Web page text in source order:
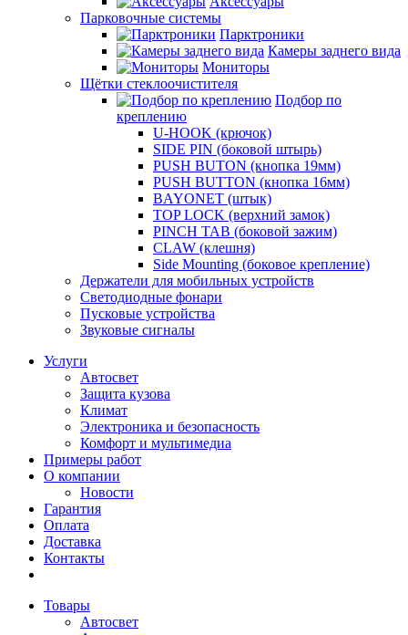
Парковочные системы
Парктроники
Камеры заднего вида
Мониторы
Щётки стеклоочистителя
Подбор по
креплению
U-HOOK (крючок)
SIDE PIN (боковой штырь)
PUSH BUTON (кнопка 19мм)
PUSH BUTTON (кнопка 16мм)
BAYONET (штык)
TOP LOCK (верхний замок)
PINCH TAB (боковой зажим)
CLAW (клешня)
Side Mounting (боковое крепление)
Держатели для мобильных устройств
Светодиодные фонари
Пусковые устройства
Звуковые сигналы
Услуги
Автосвет
Защита кузова
Климат
Электроника и безопасность
Комфорт и мультимедиа
Примеры работ
О компании
Новости
Гарантия
Оплата
Доставка
Контакты
Товары
Автосвет